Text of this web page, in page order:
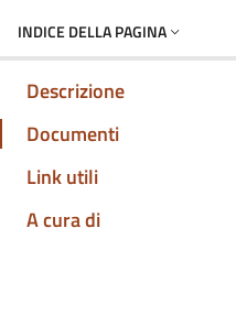
INDICE DELLA PAGINA
Descrizione
Documenti
Link utili
A cura di